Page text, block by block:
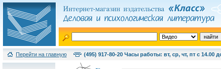
Перейти на главную (495) 917-80-20 Часы работы: вт, ср, чт, пт с 14.00